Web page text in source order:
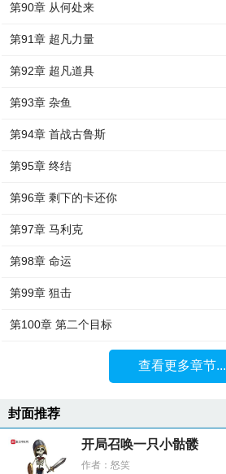
第90章 从何处来
第91章 超凡力量
第92章 超凡道具
第93章 杂鱼
第94章 首战古鲁斯
第95章 终结
第96章 剩下的卡还你
第97章 马利克
第98章 命运
第99章 狙击
第100章 第二个目标
查看更多章节...
封面推荐
开局召唤一只小骷髅
作者：怒笑